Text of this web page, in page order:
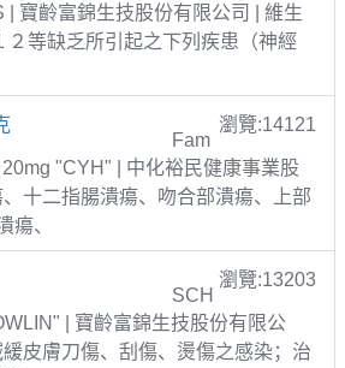
| 寶齡富錦生技股份有限公司 | 維生
２等缺乏所引起之下列疾患（神經
瀏覽:14121
Fam
"CYH" | 中化裕民健康事業股
十二指腸潰瘍、吻合部潰瘍、上部
瘍、
瀏覽:13203
SCH
| 寶齡富錦生技股份有限公
皮膚刀傷、刮傷、燙傷之感染；治